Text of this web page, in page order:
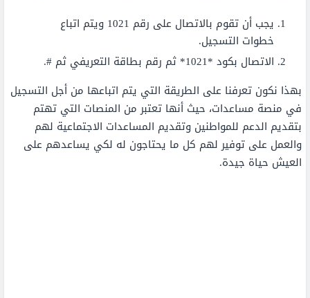
يجب أن تقوم بالاتصال على رقم 1021 ويتم اتباع
خطوات التسجيل.
الاتصال بكود *1021* ثم رقم بطاقة التعريفي ثم #.
بهذا نكون تعرفنا على الطريقة التي يتم اتباعها من أجل التسجيل
في منصة مساعدات، حيث أنها تعتبر من المنصات التي تهتم
بتقديم الدعم للمواطنين وتقديم المساعدات الاجتماعية لهم
والعمل على توفير لهم كل ما يحتاجون له لكي يساعدهم على
العيش حياة جيدة.